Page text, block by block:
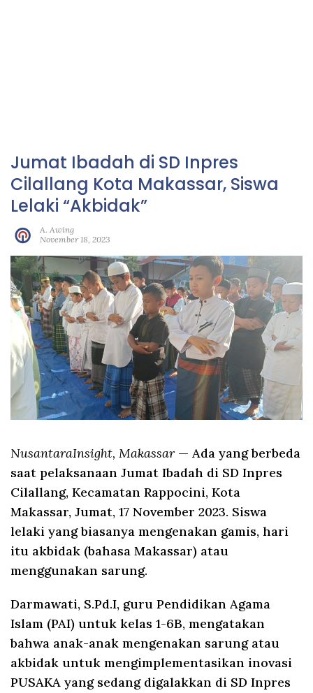
Jumat Ibadah di SD Inpres
Cilallang Kota Makassar, Siswa
Lelaki “Akbidak”
A. Awing
November 18, 2023
NusantaraInsight, Makassar — Ada yang berbeda
saat pelaksanaan Jumat Ibadah di SD Inpres
Cilallang, Kecamatan Rappocini, Kota
Makassar, Jumat, 17 November 2023. Siswa
lelaki yang biasanya mengenakan gamis, hari
itu akbidak (bahasa Makassar) atau
menggunakan sarung.
Darmawati, S.Pd.I, guru Pendidikan Agama
Islam (PAI) untuk kelas 1-6B, mengatakan
bahwa anak-anak mengenakan sarung atau
akbidak untuk mengimplementasikan inovasi
PUSAKA yang sedang digalakkan di SD Inpres